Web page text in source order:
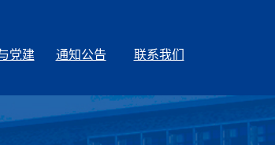
党建 通知公告 联系我们